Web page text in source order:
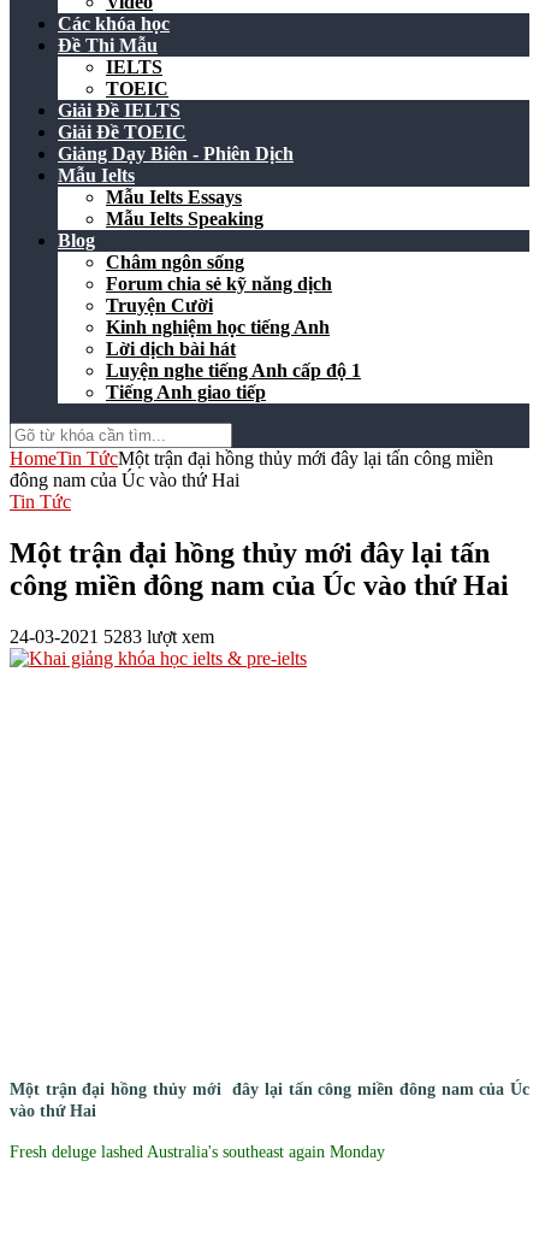
Các khóa học
Đề Thi Mẫu
IELTS
TOEIC
Giải Đề IELTS
Giải Đề TOEIC
Giảng Dạy Biên - Phiên Dịch
Mẫu Ielts
Mẫu Ielts Essays
Mẫu Ielts Speaking
Blog
Châm ngôn sống
Forum chia sẻ kỹ năng dịch
Truyện Cười
Kinh nghiệm học tiếng Anh
Lời dịch bài hát
Luyện nghe tiếng Anh cấp độ 1
Tiếng Anh giao tiếp
HomeTin TứcMột trận đại hồng thủy mới đây lại tấn công miền
đông nam của Úc vào thứ Hai
Tin Tức
Một trận đại hồng thủy mới đây lại tấn
công miền đông nam của Úc vào thứ Hai
24-03-2021 5283 lượt xem
Một trận đại hồng thủy mới đây lại tấn công miền đông nam của Úc
vào thứ Hai
Fresh deluge lashed Australia's southeast again Monday